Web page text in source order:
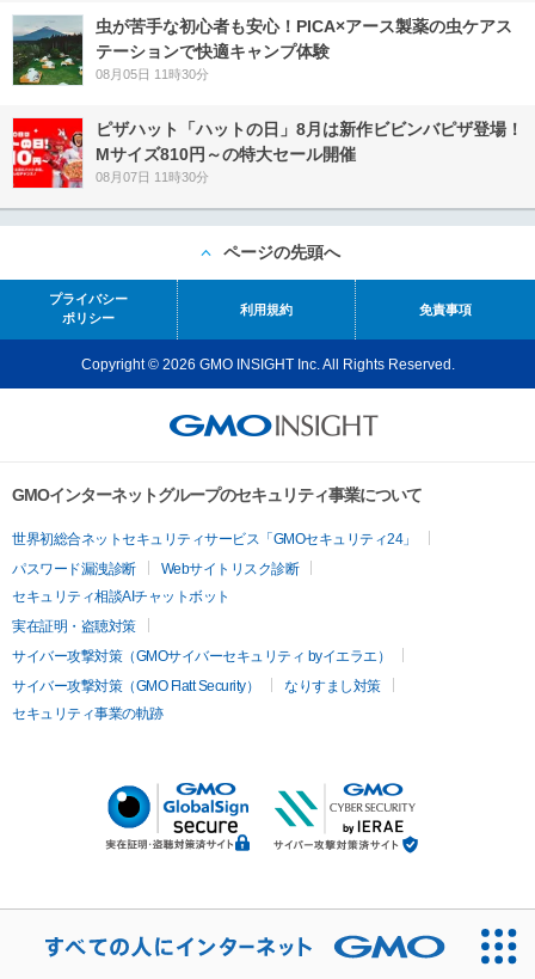
虫が苦手な初心者も安心！PICA×アース製薬の虫ケアス
テーションで快適キャンプ体験
08月05日 11時30分
ピザハット「ハットの日」8月は新作ビビンバピザ登場！
Mサイズ810円～の特大セール開催
08月07日 11時30分
ページの先頭へ
プライバシー
ポリシー
利用規約 免責事項
Copyright © 2026 GMO INSIGHT Inc. All Rights Reserved.
GMOインターネットグループのセキュリティ事業について
世界初総合ネットセキュリティサービス「GMOセキュリティ24」
パスワード漏洩診断
Webサイトリスク診断
セキュリティ相談AIチャットボット
実在証明・盗聴対策
サイバー攻撃対策（GMOサイバーセキュリティ byイエラエ）
サイバー攻撃対策（GMO Flatt Security）
なりすまし対策
セキュリティ事業の軌跡